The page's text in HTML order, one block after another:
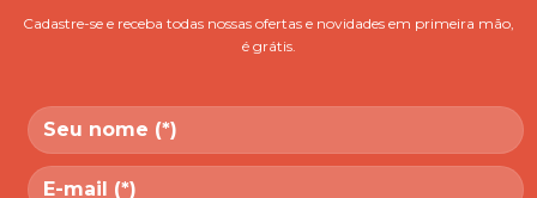
Cadastre-se e receba todas nossas ofertas e novidades em primeira mão,
é grátis.